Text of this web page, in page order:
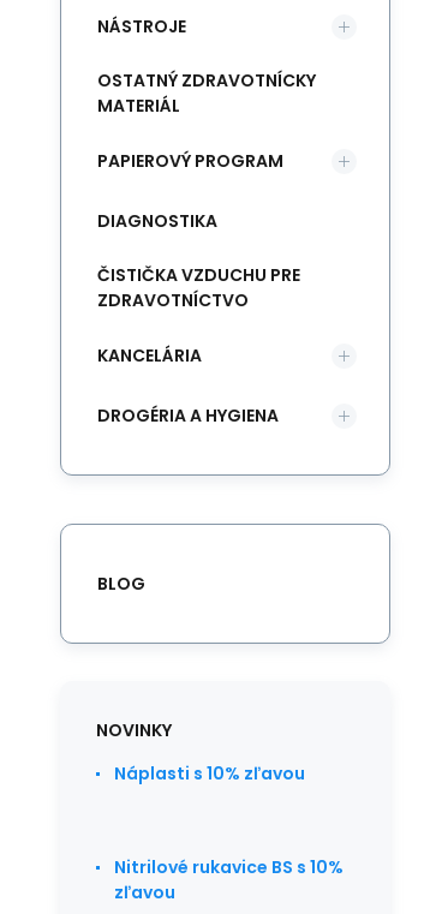
NÁSTROJE
OSTATNÝ ZDRAVOTNÍCKY
MATERIÁL
PAPIEROVÝ PROGRAM
DIAGNOSTIKA
ČISTIČKA VZDUCHU PRE
ZDRAVOTNÍCTVO
KANCELÁRIA
DROGÉRIA A HYGIENA
BLOG
NOVINKY
Náplasti s 10% zľavou
Nitrilové rukavice BS s 10%
zľavou